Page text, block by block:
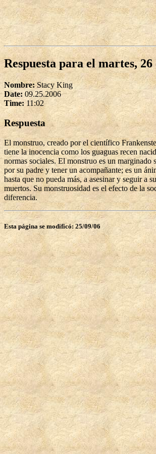
Respuesta para el martes,
Nombre:Stacy King
Date: 09.25.2006
Time: 11:02
Respuesta
El monstruo, creado por el científico
tiene la inocencia como los guaguas recen
normas sociales. El monstruo es un marginado
por su padre y tener un acompañante; es un
hasta que no pueda más, a asesinar y seguir a
muertos. Su monstruosidad es el efecto de la
diferencia.
Esta página se modificó: 25/09/06